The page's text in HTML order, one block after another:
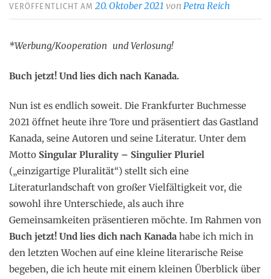
VERÖFFENTLICHT AM20. Oktober 2021 vonPetra Reich
*Werbung/Kooperation und Verlosung!
Buch jetzt! Und lies dich nach Kanada.
Nun ist es endlich soweit. Die Frankfurter Buchmesse
2021 öffnet heute ihre Tore und präsentiert das Gastland
Kanada, seine Autoren und seine Literatur. Unter dem
Motto Singular Plurality – Singulier Pluriel
(„einzigartige Pluralität“) stellt sich eine
Literaturlandschaft von großer Vielfältigkeit vor, die
sowohl ihre Unterschiede, als auch ihre
Gemeinsamkeiten präsentieren möchte. Im Rahmen von
Buch jetzt! Und lies dich nach Kanada habe ich mich in
den letzten Wochen auf eine kleine literarische Reise
begeben, die ich heute mit einem kleinen Überblick über